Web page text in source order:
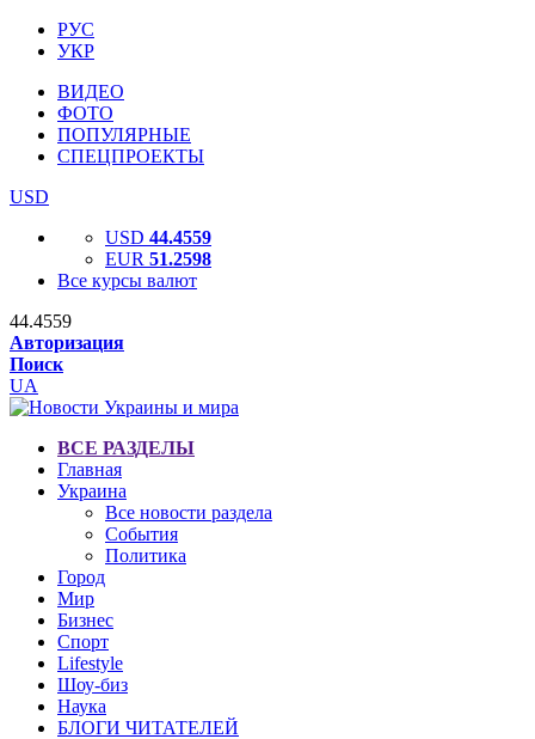
РУС
УКР
ВИДЕО
ФОТО
ПОПУЛЯРНЫЕ
СПЕЦПРОЕКТЫ
USD
USD 44.4559
EUR 51.2598
Все курсы валют
44.4559
Авторизация
Поиск
UA
ВСЕ РАЗДЕЛЫ
Главная
Украина
Все новости раздела
События
Политика
Город
Мир
Бизнес
Спорт
Lifestyle
Шоу-биз
Наука
БЛОГИ ЧИТАТЕЛЕЙ